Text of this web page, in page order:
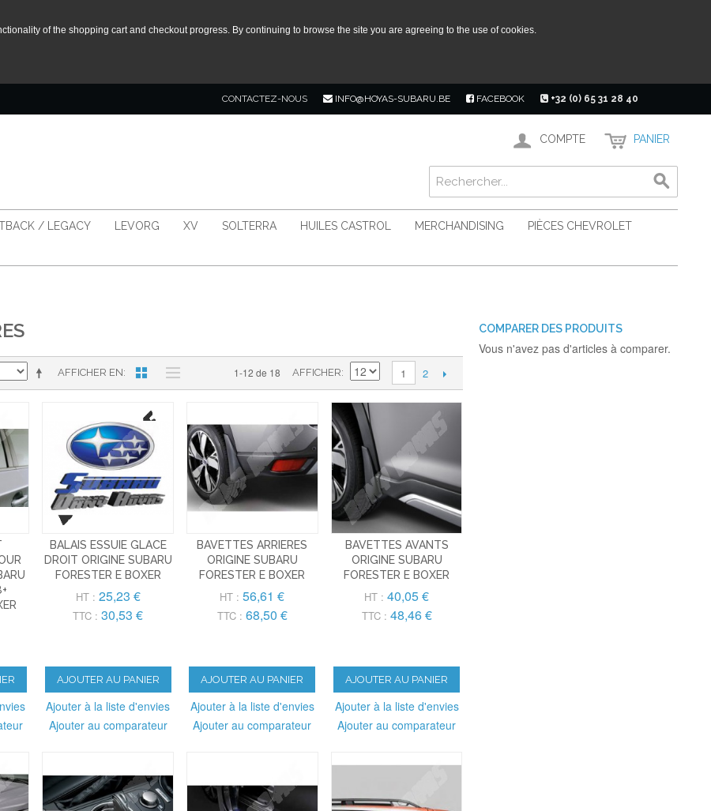
of the shopping cart and checkout progress. By continuing to browse the site you are agreeing to the use of cookies.
CONTACTEZ-NOUS INFO@HOYAS-SUBARU.BE FACEBOOK +32 (0) 65 31 28 40
COMPTE PANIER
/ LEGACY LEVORG XV SOLTERRA HUILES CASTROL MERCHANDISING
PIÈCES CHEVROLET
AFFICHER EN 1-12 de 18 AFFICHER 1 2
BALAIS ESSUIE GLACE
DROIT ORIGINE SUBARU
FORESTER E BOXER
HT : 25,23 €
TTC : 30,53 €
AJOUTER AU PANIER
Ajouter à la liste d'envies
Ajouter au comparateur
BAVETTES ARRIERES
ORIGINE SUBARU
FORESTER E BOXER
HT : 56,61 €
TTC : 68,50 €
AJOUTER AU PANIER
Ajouter à la liste d'envies
Ajouter au comparateur
BAVETTES AVANTS
ORIGINE SUBARU
FORESTER E BOXER
HT : 40,05 €
TTC : 48,46 €
AJOUTER AU PANIER
Ajouter à la liste d'envies
Ajouter au comparateur
COMPARER DES PRODUITS
Vous n'avez pas d'articles à comparer.